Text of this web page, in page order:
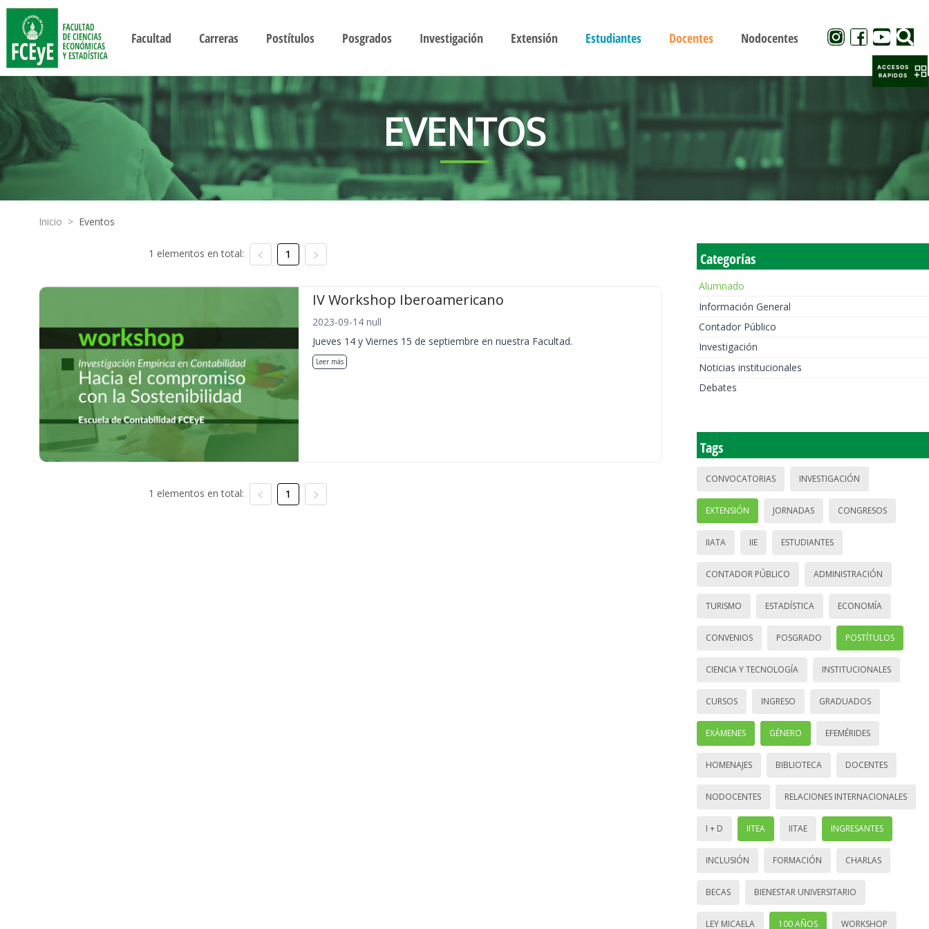
Facultad Carreras Postítulos Posgrados Investigación Extensión Estudiantes Docentes Nodocentes
EVENTOS
Inicio > Eventos
1 elementos en total: 1
IV Workshop Iberoamericano
2023-09-14 null
Jueves 14 y Viernes 15 de septiembre en nuestra Facultad.
Leer más
1 elementos en total: 1
Categorías
Alumnado
Información General
Contador Público
Investigación
Noticias institucionales
Debates
Tags
CONVOCATORIAS INVESTIGACIÓN
EXTENSIÓN JORNADAS CONGRESOS
IIATA IIE ESTUDIANTES
CONTADOR PÚBLICO ADMINISTRACIÓN
TURISMO ESTADÍSTICA ECONOMÍA
CONVENIOS POSGRADO POSTÍTULOS
CIENCIA Y TECNOLOGÍA INSTITUCIONALES
CURSOS INGRESO GRADUADOS
EXÁMENES GÉNERO EFEMÉRIDES
HOMENAJES BIBLIOTECA DOCENTES
NODOCENTES RELACIONES INTERNACIONALES
I + D IITEA IITAE INGRESANTES
INCLUSIÓN FORMACIÓN CHARLAS
BECAS BIENESTAR UNIVERSITARIO
LEY MICAELA 100 AÑOS WORKSHOP
ACCESOS
RAPIDOS